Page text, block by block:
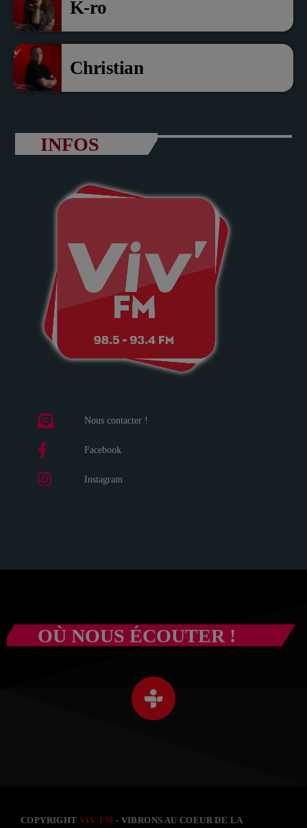
K-ro
Christian
INFOS
Nous contacter !
Facebook
Instagram
OÙ NOUS ÉCOUTER !
COPYRIGHTVIV'FM - VIBRONS AU COEUR DE LA